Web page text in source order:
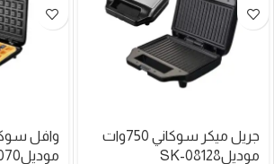
جريل ميكر سوكاني 750وات
موديلSK-08128
موديلSK-08070